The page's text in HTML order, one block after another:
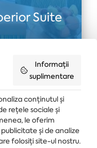
Suite
direct în căsuța de e-mail
Informații
suplimentare
conținutul și
rețele sociale și
le oferim
și de analize
folosiți site-ul nostru.